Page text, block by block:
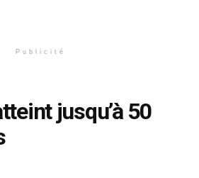
Publicité
jusqu’à 50